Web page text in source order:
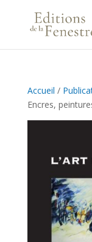
Accueil /
Encres,